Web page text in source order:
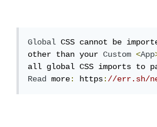
Global CSS cannot be
other than your Custom <App
all global CSS imports to
Read more: https://err.sh/